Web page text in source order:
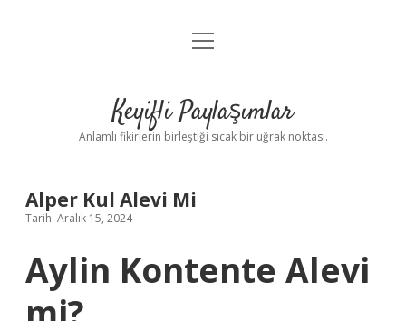
Anasayfa
Yasal Uyarı
menüyü
Keyifli Paylaşımlar
Anlamlı fikirlerin birleştiği sıcak bir uğrak noktası.
Alper Kul Alevi Mi
Tarih: Aralık 15, 2024
Aylin Kontente Alevi